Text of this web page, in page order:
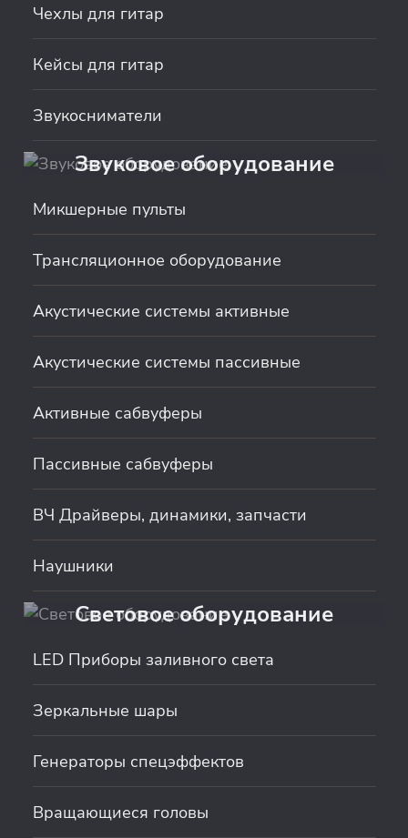
Чехлы для гитар
Кейсы для гитар
Звукосниматели
Звуковое оборудование
Микшерные пульты
Трансляционное оборудование
Акустические системы активные
Акустические системы пассивные
Активные сабвуферы
Пассивные сабвуферы
ВЧ Драйверы, динамики, запчасти
Наушники
Световое оборудование
LED Приборы заливного света
Зеркальные шары
Генераторы спецэффектов
Вращающиеся головы